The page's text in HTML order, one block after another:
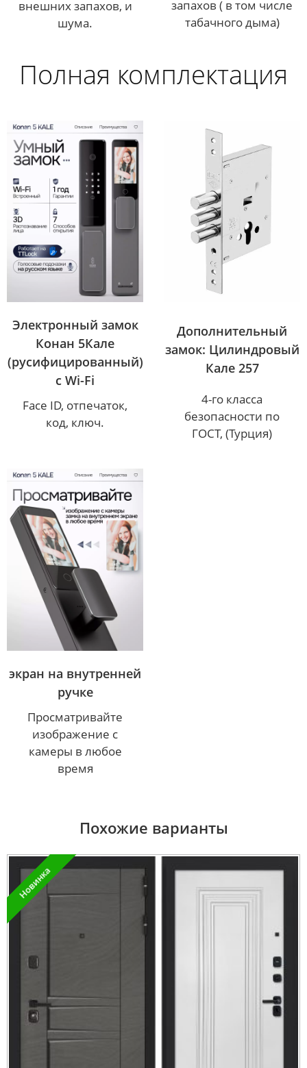
внешних запахов, и
шума.
запахов ( в том числе
табачного дыма)
Полная комплектация
Электронный замок
Конан 5Кале
(русифицированный)
с Wi-Fi
Face ID, отпечаток,
код, ключ.
Дополнительный
замок: Цилиндровый
Кале 257
4-го класса
безопасности по
ГОСТ, (Турция)
экран на внутренней
ручке
Просматривайте
изображение с
камеры в любое
время
Похожие варианты
Новинка